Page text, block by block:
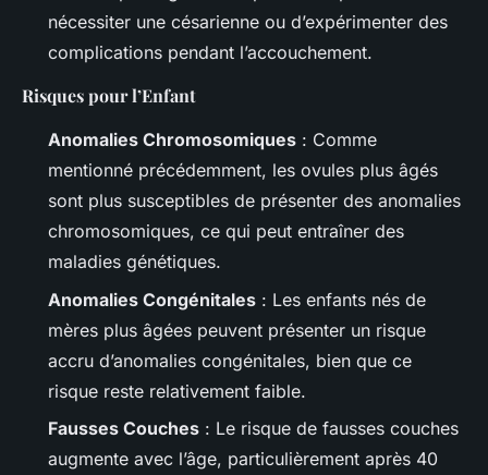
nécessiter une césarienne ou d’expérimenter des
complications pendant l’accouchement.
Risques pour l’Enfant
Anomalies Chromosomiques : Comme
mentionné précédemment, les ovules plus âgés
sont plus susceptibles de présenter des anomalies
chromosomiques, ce qui peut entraîner des
maladies génétiques.
Anomalies Congénitales : Les enfants nés de
mères plus âgées peuvent présenter un risque
accru d’anomalies congénitales, bien que ce
risque reste relativement faible.
Fausses Couches : Le risque de fausses couches
augmente avec l’âge, particulièrement après 40